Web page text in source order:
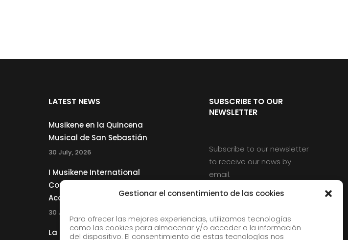
Gestionar el consentimiento de las cookies
Para ofrecer las mejores experiencias, utilizamos tecnologías
como las cookies para almacenar y/o acceder a la información
del dispositivo. El consentimiento de estas tecnologías nos
LATEST NEWS
Musikene en la Quincena
Musical de San Sebastián
30 July, 2026
I Musikene International
Competition for Young
Accordionists
30 July, 2026
La Musikene Big Band
SUBSCRIBE TO OUR
NEWSLETTER
Subscribe to our newsletter
to receive our news by
email.